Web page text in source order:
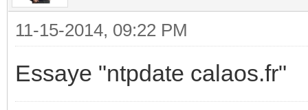
11-15-2014, 09:22 PM
Essaye "ntpdate calaos.fr"